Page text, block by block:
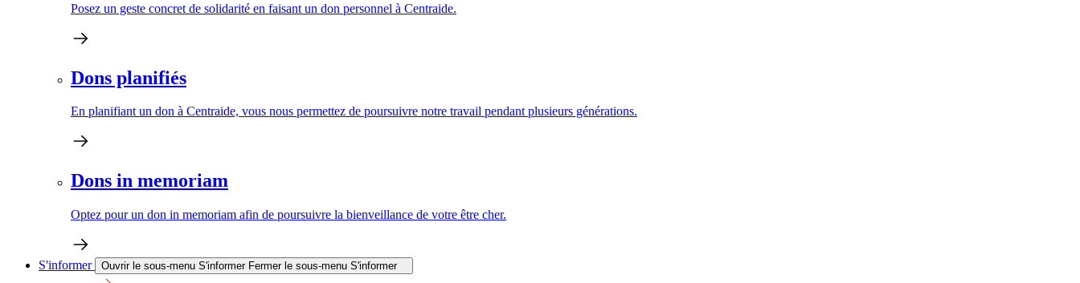
Posez un geste concret de solidarité en faisant un don personnel à Centraide.
Dons planifiés
En planifiant un don à Centraide, vous nous permettez de poursuivre notre travail pendant plusieurs générations.
Dons in memoriam
Optez pour un don in memoriam afin de poursuivre la bienveillance de votre être cher.
S'informer Ouvrir le sous-menu S'informer Fermer le sous-menu S'informer